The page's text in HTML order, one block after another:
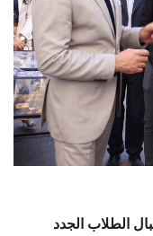
الطلاب الجدد